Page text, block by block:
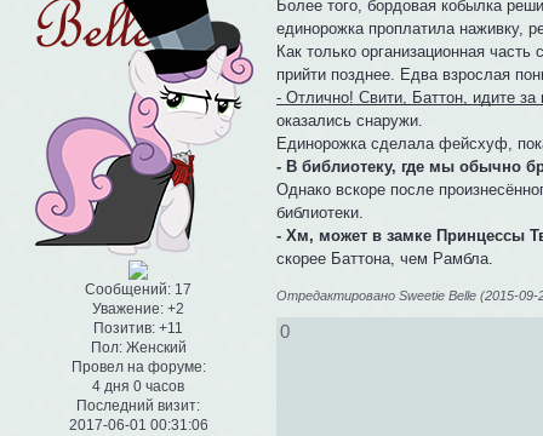
Сообщений: 17
Уважение: +2
Позитив: +11
Пол:Женский
Провел на форуме:
4 дня 0 часов
Последний визит:
2017-06-01 00:31:06
Более того, бордовая кобылка
единорожка проплатила наживку,
Как только организационная
прийти позднее. Едва взрослая
- Отлично! Свити, Баттон, идите
оказались снаружи.
Единорожка сделала фейсхуф,
- В библиотеку, где мы обычно
Однако вскоре после
библиотеки.
- Хм, может в замке Принцессы
скорее Баттона, чем Рамбла.
Отредактировано Sweetie Belle (2015-09-
0